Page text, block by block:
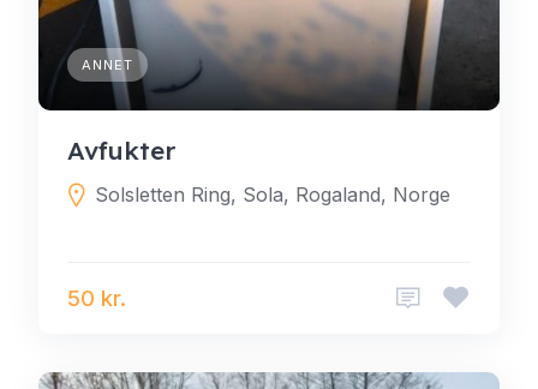
ANNET
Avfukter
Solsletten Ring, Sola, Rogaland, Norge
50 kr.